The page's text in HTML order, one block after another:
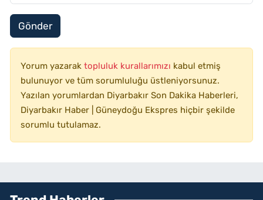
Gönder
Yorum yazarak topluluk kurallarımızı kabul etmiş
bulunuyor ve tüm sorumluluğu üstleniyorsunuz.
Yazılan yorumlardan Diyarbakır Son Dakika Haberleri,
Diyarbakır Haber | Güneydoğu Ekspres hiçbir şekilde
sorumlu tutulamaz.